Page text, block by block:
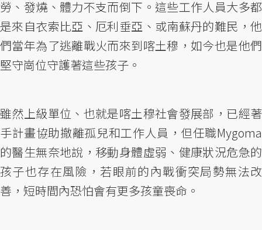
勞、發燒、體力不支而倒下。這些工作人員大多都
是來自衣索比亞、厄利垂亞、或南蘇丹的難民，他
們當年為了逃離戰火而來到喀土穆，如今也是他們
堅守崗位守護著這些孩子。
雖然上級單位、也就是喀土穆社會發展部，已經著
手計畫協助撤離孤兒和工作人員，但任職Mygoma
的醫生無奈地說，移動身體虛弱、健康狀況危急的
孩子也存在風險，若眼前的內戰衝突局勢無法改
善，短時間內恐怕會有更多孩童喪命。